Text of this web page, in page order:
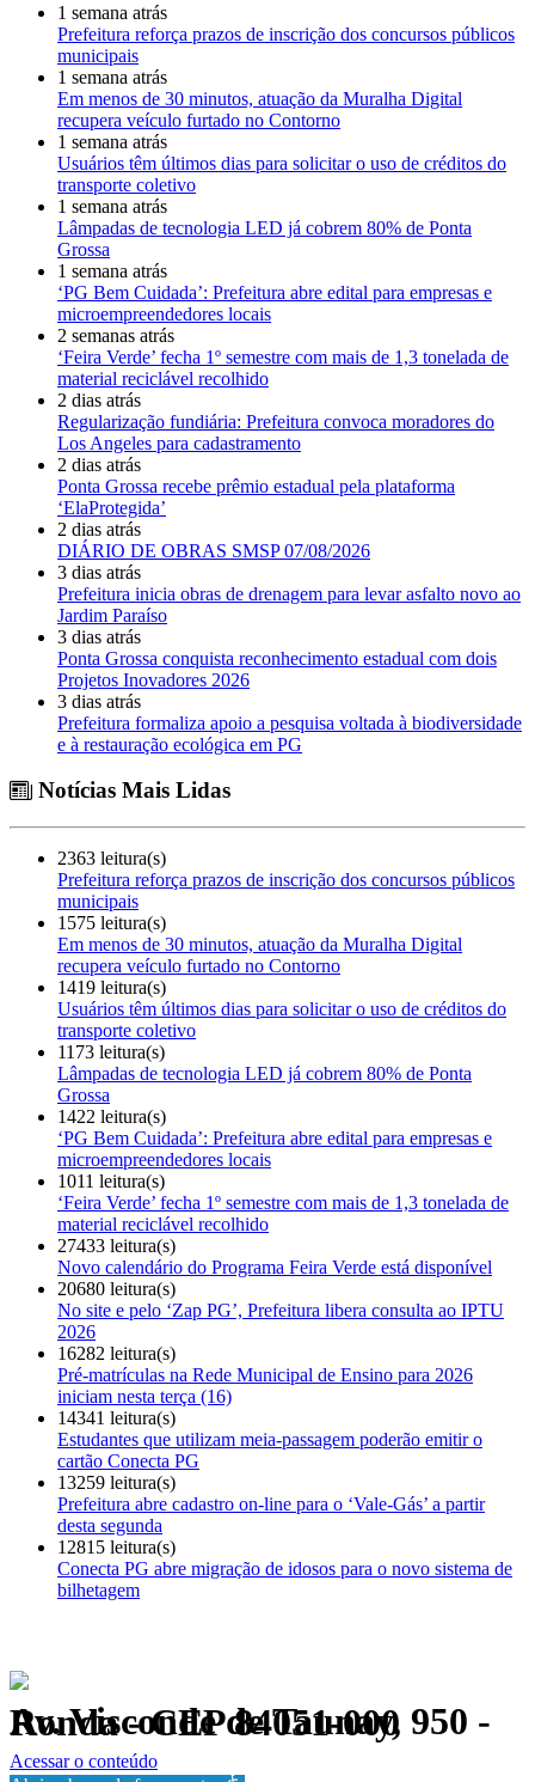
1 semana atrás
Prefeitura reforça prazos de inscrição dos concursos públicos
municipais
1 semana atrás
Em menos de 30 minutos, atuação da Muralha Digital
recupera veículo furtado no Contorno
1 semana atrás
Usuários têm últimos dias para solicitar o uso de créditos do
transporte coletivo
1 semana atrás
Lâmpadas de tecnologia LED já cobrem 80% de Ponta
Grossa
1 semana atrás
‘PG Bem Cuidada’: Prefeitura abre edital para empresas e
microempreendedores locais
2 semanas atrás
‘Feira Verde’ fecha 1º semestre com mais de 1,3 tonelada de
material reciclável recolhido
2 dias atrás
Regularização fundiária: Prefeitura convoca moradores do
Los Angeles para cadastramento
2 dias atrás
Ponta Grossa recebe prêmio estadual pela plataforma
‘ElaProtegida’
2 dias atrás
DIÁRIO DE OBRAS SMSP 07/08/2026
3 dias atrás
Prefeitura inicia obras de drenagem para levar asfalto novo ao
Jardim Paraíso
3 dias atrás
Ponta Grossa conquista reconhecimento estadual com dois
Projetos Inovadores 2026
3 dias atrás
Prefeitura formaliza apoio a pesquisa voltada à biodiversidade
e à restauração ecológica em PG
Notícias Mais Lidas
2363 leitura(s)
Prefeitura reforça prazos de inscrição dos concursos públicos
municipais
1575 leitura(s)
Em menos de 30 minutos, atuação da Muralha Digital
recupera veículo furtado no Contorno
1419 leitura(s)
Usuários têm últimos dias para solicitar o uso de créditos do
transporte coletivo
1173 leitura(s)
Lâmpadas de tecnologia LED já cobrem 80% de Ponta
Grossa
1422 leitura(s)
‘PG Bem Cuidada’: Prefeitura abre edital para empresas e
microempreendedores locais
1011 leitura(s)
‘Feira Verde’ fecha 1º semestre com mais de 1,3 tonelada de
material reciclável recolhido
27433 leitura(s)
Novo calendário do Programa Feira Verde está disponível
20680 leitura(s)
No site e pelo ‘Zap PG’, Prefeitura libera consulta ao IPTU
2026
16282 leitura(s)
Pré-matrículas na Rede Municipal de Ensino para 2026
iniciam nesta terça (16)
14341 leitura(s)
Estudantes que utilizam meia-passagem poderão emitir o
cartão Conecta PG
13259 leitura(s)
Prefeitura abre cadastro on-line para o ‘Vale-Gás’ a partir
desta segunda
12815 leitura(s)
Conecta PG abre migração de idosos para o novo sistema de
bilhetagem
Av. Visconde de Taunay, 950 - Ronda - CEP 84051-000
Política de Privacidade.
Acessar o conteúdo